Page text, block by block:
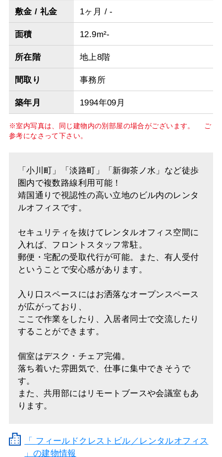
敷金 / 礼金 1ヶ月 / -
面積 12.9m²-
所在階 地上8階
間取り 事務所
築年月 1994年09月
※室内写真は、同じ建物内の別部屋の場合がございます。 ご
参考になさって下さい。
「小川町」「淡路町」「新御茶ノ水」など徒歩
圏内で複数路線利用可能！
靖国通りで視認性の高い立地のビル内のレンタ
ルオフィスです。
セキュリティを抜けてレンタルオフィス空間に
入れば、フロントスタッフ常駐。
郵便・宅配の受取代行が可能。また、有人受付
ということで安心感があります。
入り口スペースにはお洒落なオープンスペース
が広がっており、
ここで作業をしたり、入居者同士で交流したり
することができます。
個室はデスク・チェア完備。
落ち着いた雰囲気で、仕事に集中できそうで
す。
また、共用部にはリモートブースや会議室もあ
ります。
「 フィールドクレストビル／レンタルオフィス
」の建物情報